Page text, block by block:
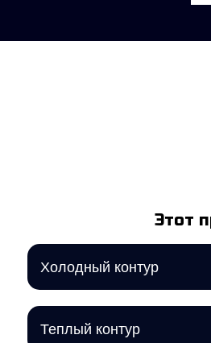
Этот
Холодный контур
Теплый контур